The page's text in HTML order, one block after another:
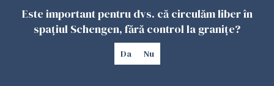
avion DHL s-a ciocnit în aer cu un obiect
05 AUGUST 2026
Este important pentru dvs. că circulăm liber în
spațiul Schengen, fără control la granițe?
Da Nu